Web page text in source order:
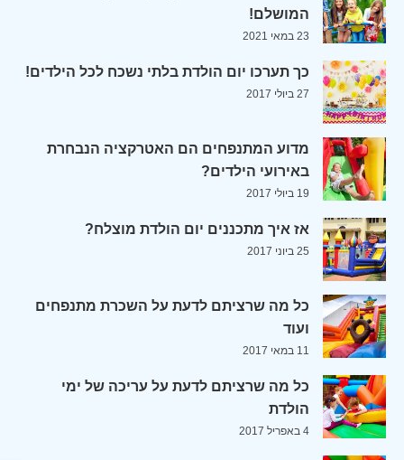
המושלם!
23 במאי 2021
כך תערכו יום הולדת בלתי נשכח לכל הילדים!
27 ביולי 2017
מדוע המתנפחים הם האטרקציה הנבחרת
באירועי הילדים?
19 ביולי 2017
אז איך מתכננים יום הולדת מוצלח?
25 ביוני 2017
כל מה שרציתם לדעת על השכרת מתנפחים
ועוד
11 במאי 2017
כל מה שרציתם לדעת על עריכה של ימי
הולדת
4 באפריל 2017